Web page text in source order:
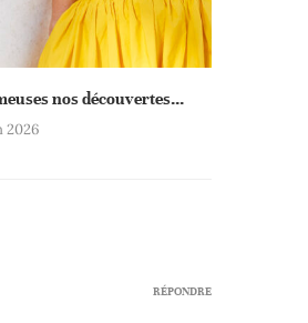
nos découvertes...
2026
RÉPONDRE